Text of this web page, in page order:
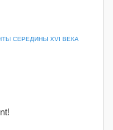
СЕРЕДИНЫ XVI ВЕКА